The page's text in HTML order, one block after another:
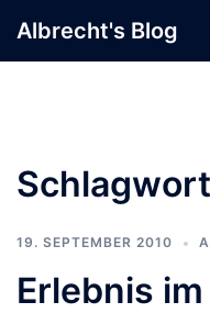
Inhalt
Albrecht's Blog
19. SEPTEMBER 2010
Erlebnis